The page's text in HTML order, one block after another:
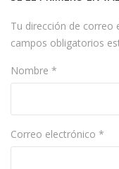
Tu dirección de correo
campos obligatorios
Nombre *
Correo electrónico *